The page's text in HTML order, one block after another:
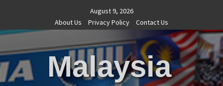
content
August 9, 2026
About Us
Privacy Policy Contact Us
Malaysia